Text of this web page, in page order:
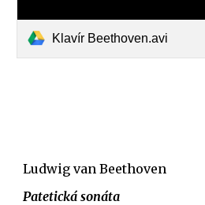
Klavír Beethoven.avi
Ludwig van Beethoven
Patetická sonáta